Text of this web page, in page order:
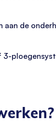
de